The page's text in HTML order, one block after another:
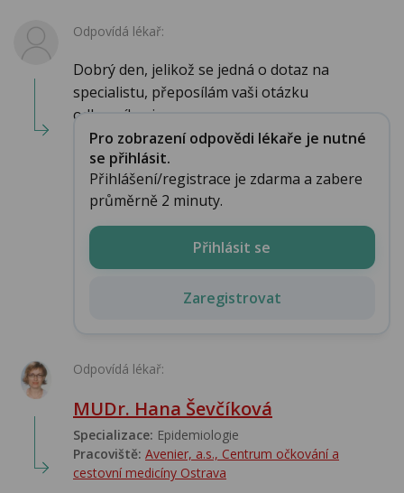
Odpovídá lékař:
Dobrý den, jelikož se jedná o dotaz na
specialistu, přeposílám vaši otázku
odborníkovi na o...
Pro zobrazení odpovědi lékaře je nutné
se přihlásit.
Přihlášení/registrace je zdarma a zabere
průměrně 2 minuty.
Přihlásit se
Zaregistrovat
Odpovídá lékař:
MUDr. Hana Ševčíková
Specializace: Epidemiologie
Pracoviště: Avenier, a.s., Centrum očkování a
cestovní medicíny Ostrava